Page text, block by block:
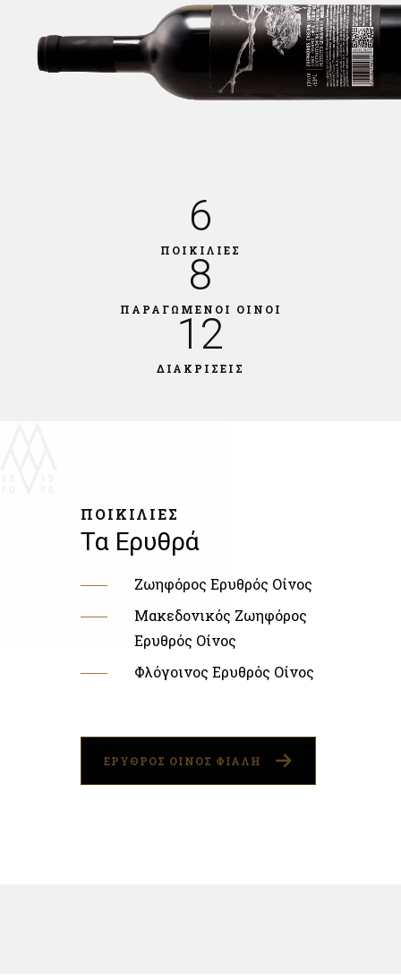
ΠΟΙΚΙΛΙΕΣ
Τα Ερυθρά
Ζωηφόρος Ερυθρός Οίνος
Μακεδονικός Ζωηφόρος
Ερυθρός Οίνος
Φλόγοινος Ερυθρός Οίνος
ΕΡΥΘΡΟΣ ΟΙΝΟΣ ΦΙΑΛΗ
6
ΠΟΙΚΙΛΙΕΣ
8
ΠΑΡΑΓΩΜΕΝΟΙ ΟΙΝΟΙ
12
ΔΙΑΚΡΙΣΕΙΣ